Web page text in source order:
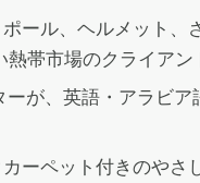
ール、ヘルメット
帯市場のクライアン
が、英語・アラビ
ーペット付きのや